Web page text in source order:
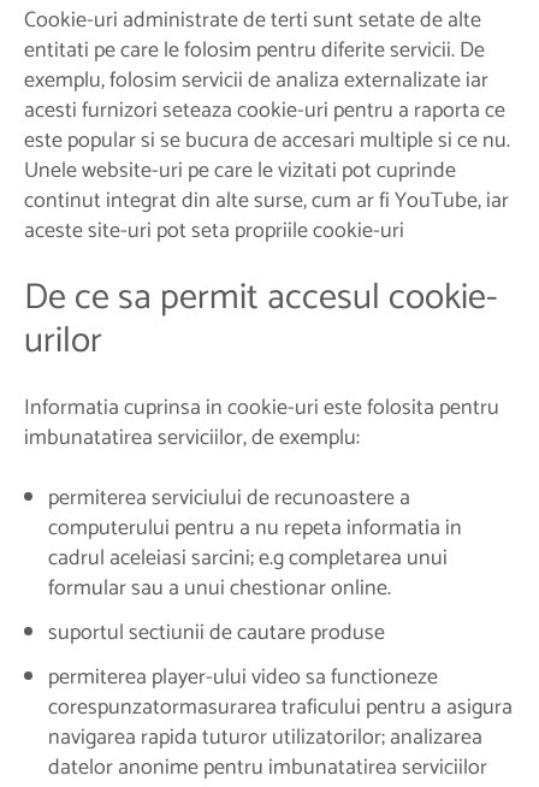
Cookie-uri administrate de terti sunt setate de alte
entitati pe care le folosim pentru diferite servicii. De
exemplu, folosim servicii de analiza externalizate iar
acesti furnizori seteaza cookie-uri pentru a raporta ce
este popular si se bucura de accesari multiple si ce nu.
Unele website-uri pe care le vizitati pot cuprinde
continut integrat din alte surse, cum ar fi YouTube, iar
aceste site-uri pot seta propriile cookie-uri
De ce sa permit accesul cookie-
urilor
Informatia cuprinsa in cookie-uri este folosita pentru
imbunatatirea serviciilor, de exemplu:
permiterea serviciului de recunoastere a
computerului pentru a nu repeta informatia in
cadrul aceleiasi sarcini; e.g completarea unui
formular sau a unui chestionar online.
suportul sectiunii de cautare produse
permiterea player-ului video sa functioneze
corespunzatormasurarea traficului pentru a asigura
navigarea rapida tuturor utilizatorilor; analizarea
datelor anonime pentru imbunatatirea serviciilor